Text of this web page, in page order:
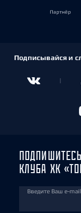
Партнёр
Подписывайся и
КЛУБА ХК
Введите Ваш e-mail